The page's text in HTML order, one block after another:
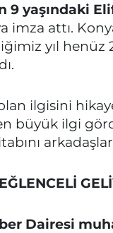
9 yaşındaki
imza attı.
yıl henüz
ilgisini
büyük ilgi
Dairesi